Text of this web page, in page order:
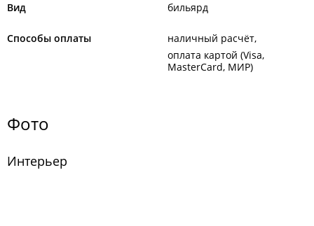
Вид бильярд
Способы оплаты
наличный расчёт
оплата картой (Visa,
MasterCard, МИР)
Фото
Интерьер